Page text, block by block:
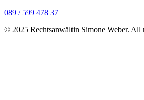
089 / 599 478 37
© 2025 Rechtsanwältin Simone Weber. All